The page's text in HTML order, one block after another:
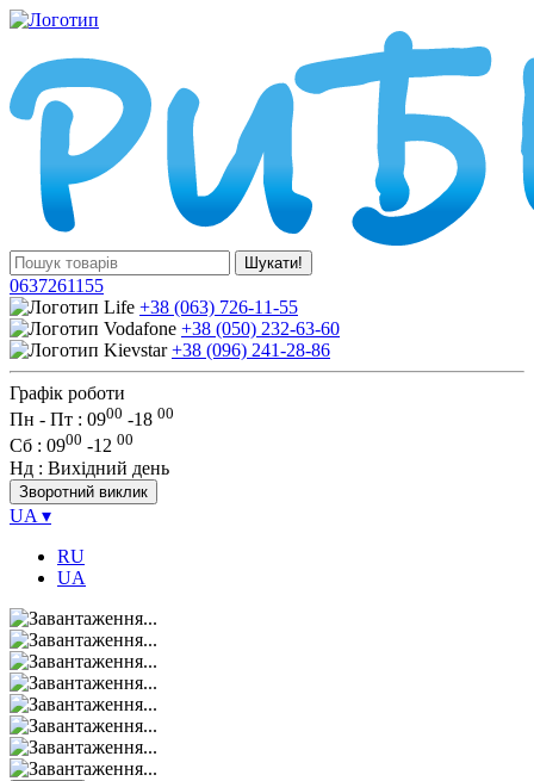
Шукати!
0637261155
+38 (063) 726-11-55
+38 (050) 232-63-60
+38 (096) 241-28-86
Графік роботи
Пн - Пт : 0900 -18 00
Сб : 0900 -12 00
Нд : Вихідний день
Зворотний виклик
UA ▾
RU
UA